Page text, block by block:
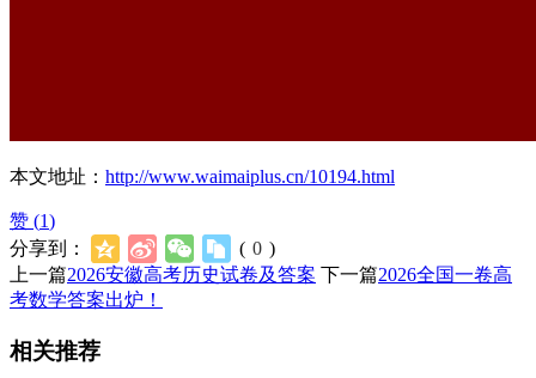
本文地址： http://www.waimaiplus.cn/10194.html
赞 (1)
分享到：
( 0 )
上一篇2026安徽高考历史试卷及答案 下一篇2026全国一卷高
考数学答案出炉！
相关推荐